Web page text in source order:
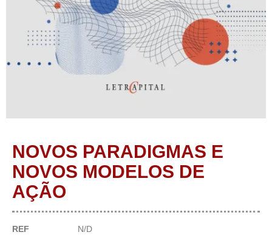
NOVOS PARADIGMAS E
NOVOS MODELOS DE
AÇÃO
REF N/D